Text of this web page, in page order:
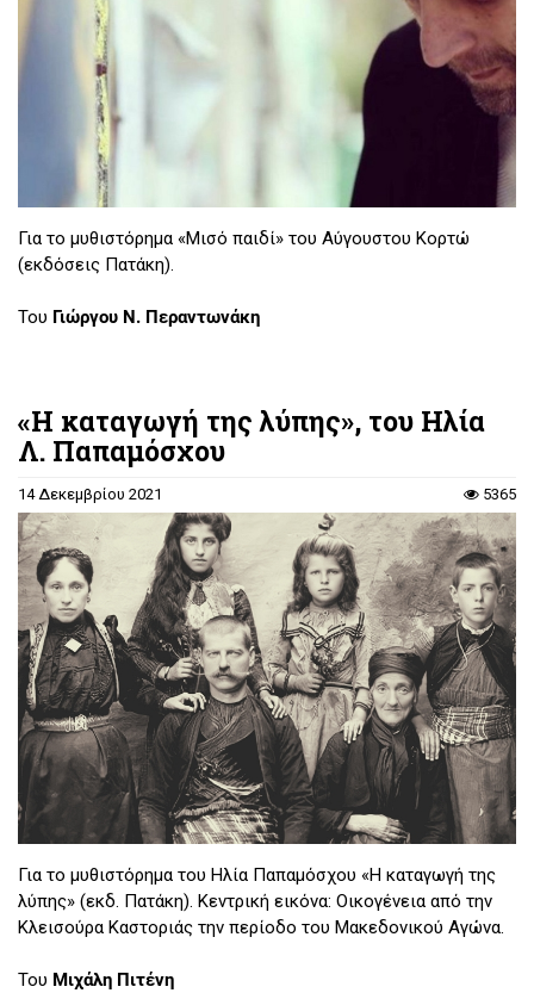
Για το μυθιστόρημα «Μισό παιδί» του Αύγουστου Κορτώ
(εκδόσεις Πατάκη).
Του Γιώργου Ν. Περαντωνάκη
«Η καταγωγή της λύπης», του Ηλία
Λ. Παπαμόσχου
14 Δεκεμβρίου 2021 5365
Για το μυθιστόρημα του Ηλία Παπαμόσχου «Η καταγωγή της
λύπης» (εκδ. Πατάκη). Κεντρική εικόνα: Οικογένεια από την
Κλεισούρα Καστοριάς την περίοδο του Μακεδονικού Αγώνα.
Του Μιχάλη Πιτένη